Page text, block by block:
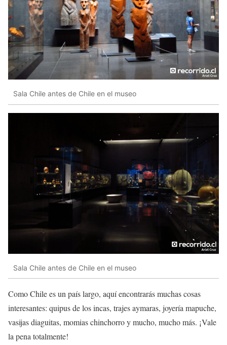
Sala Chile antes de Chile en el museo
Sala Chile antes de Chile en el museo
Como Chile es un país largo, aquí encontrarás muchas cosas
interesantes: quipus de los incas, trajes aymaras, joyería mapuche,
vasijas diaguitas, momias chinchorro y mucho, mucho más. ¡Vale
la pena totalmente!